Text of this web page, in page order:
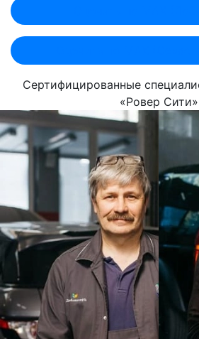
Сертифицированные
«Ровер Сити»